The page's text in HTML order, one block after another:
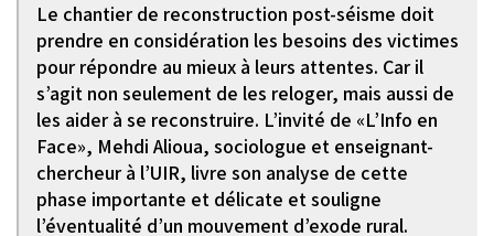
Le chantier de reconstruction post-séisme doit
prendre en considération les besoins des victimes
pour répondre au mieux à leurs attentes. Car il
s’agit non seulement de les reloger, mais aussi de
les aider à se reconstruire. L’invité de «L’Info en
Face», Mehdi Alioua, sociologue et enseignant-
chercheur à l’UIR, livre son analyse de cette
phase importante et délicate et souligne
l’éventualité d’un mouvement d’exode rural.